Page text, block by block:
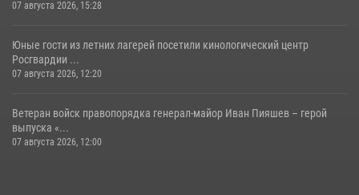
07 августа 2026, 15:28
Юные гости из летних лагерей посетили кинологический центр
Росгвардии ...
07 августа 2026, 12:20
Ветеран войск правопорядка генерал-майор Иван Пияшев – герой
выпуска «...
07 августа 2026, 12:00